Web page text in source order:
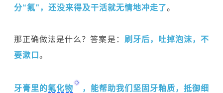
分“氟”，还没来得及干活就无情地冲走了。
那正确做法是什么？答案是： 刷牙后，吐掉泡沫，不
要漱口 。
牙膏里的氟化物
，能帮助我们坚固牙釉质，抵御细